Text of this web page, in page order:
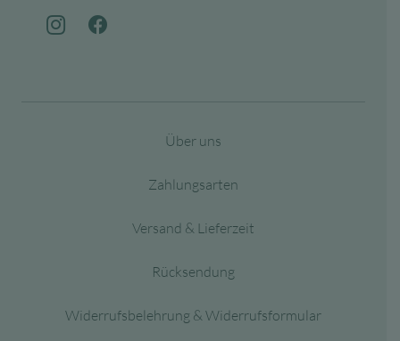
Über uns
Zahlungsarten
Versand & Lieferzeit
Rücksendung
Widerrufsbelehrung & Widerrufsformular